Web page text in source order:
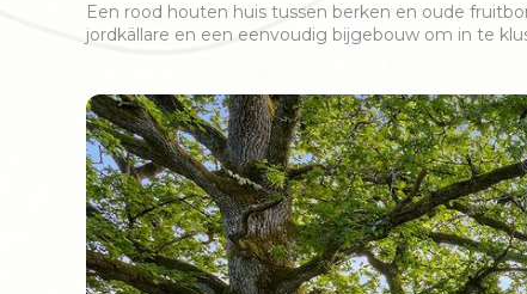
Een rood houten huis tussen berken en oude
jordkällare en een eenvoudig bijgebouw om in te